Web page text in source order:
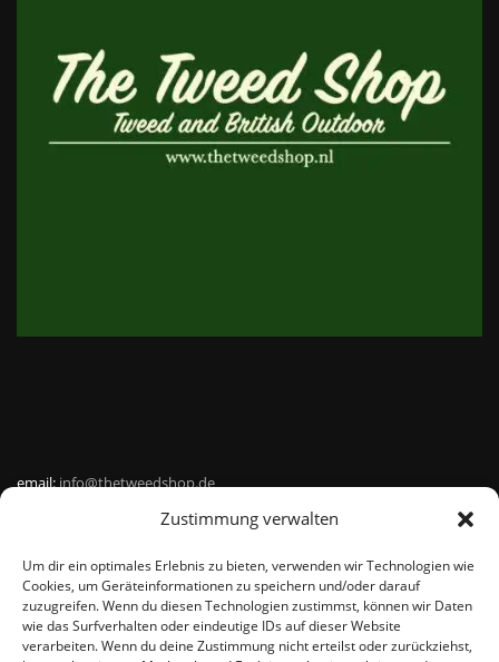
Zustimmung verwalten
Um dir ein optimales Erlebnis zu bieten, verwenden wir Technologien wie
Cookies, um Geräteinformationen zu speichern und/oder darauf
zuzugreifen. Wenn du diesen Technologien zustimmst, können wir Daten
wie das Surfverhalten oder eindeutige IDs auf dieser Website
verarbeiten. Wenn du deine Zustimmung nicht erteilst oder zurückziehst,
email:info@thetweedshop.de
Kvk Nummer: 88959732
MWSnr: NL864836247B01